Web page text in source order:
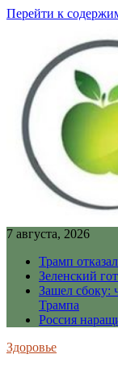
Перейти к
7 августа, 2026
Трамп
Зеленский
Зашел сбоку:
Трампа
Россия
Здоровье